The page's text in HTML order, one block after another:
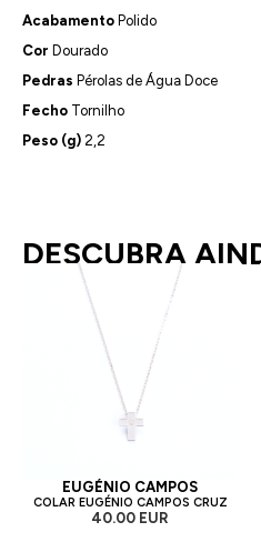
Acabamento Polido
Cor Dourado
Pedras Pérolas de Água Doce
Fecho Tornilho
Peso (g) 2,2
DESCUBRA
EUGÉNIO CAMPOS
COLAR EUGÉNIO CAMPOS CRUZ
40.00 EUR